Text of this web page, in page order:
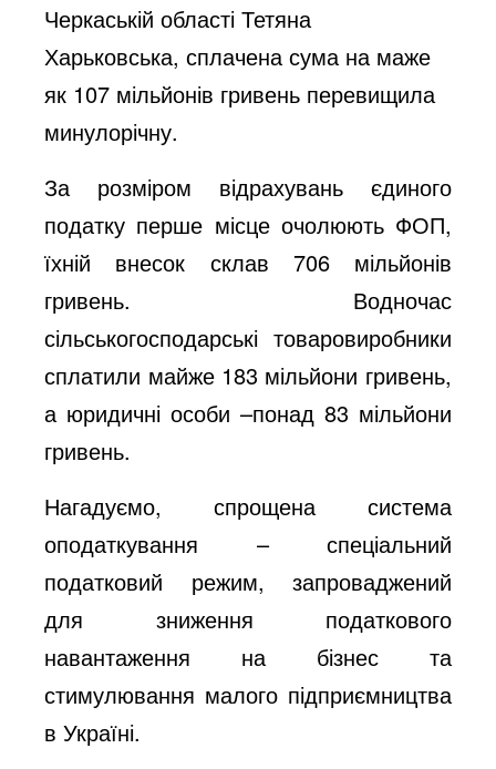
Черкаській області Тетяна
Харьковська, сплачена сума на маже
як 107 мільйонів гривень перевищила
минулорічну.
За розміром відрахувань єдиного
податку перше місце очолюють ФОП,
їхній внесок склав 706 мільйонів
гривень. Водночас
сільськогосподарські товаровиробники
сплатили майже 183 мільйони гривень,
а юридичні особи –понад 83 мільйони
гривень.
Нагадуємо, спрощена система
оподаткування – спеціальний
податковий режим, запроваджений
для зниження податкового
навантаження на бізнес та
стимулювання малого підприємництва
в Україні.